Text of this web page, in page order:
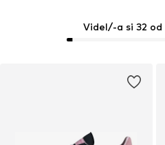
Videl/-a si 32 od